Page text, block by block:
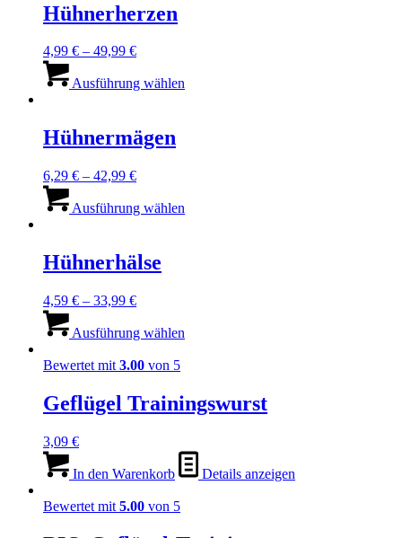
auf
Hühnerherzen
4,99 € – 49,99 €Preisspanne:
bis
Ausführung wählen
auf
Hühnermägen
6,29 € – 42,99 €Preisspanne:
bis
Ausführung wählen
auf
werden
Hühnerhälse
4,59 € – 33,99 €Preisspanne:
bis
Ausführung wählen
auf.
Die
auf
der
Bewertet mit 3.00 von 5
Geflügel Trainingswurst
3,09 €
In den Warenkorb Details anzeigen
Bewertet mit 5.00 von 5